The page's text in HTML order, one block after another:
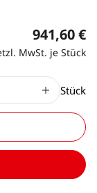
941,60 €
MwSt. je Stück
Stück